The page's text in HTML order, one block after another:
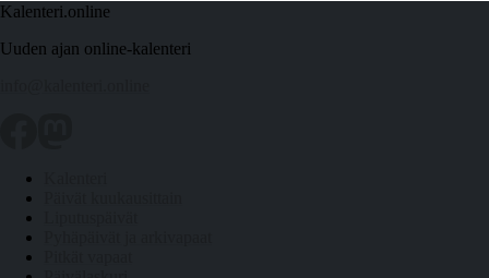
Kalenteri.online
Uuden ajan online-kalenteri